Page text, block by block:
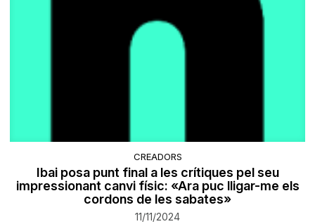
CREADORS
Ibai posa punt final a les crítiques pel seu
impressionant canvi físic: «Ara puc lligar-me els
cordons de les sabates»
11/11/2024